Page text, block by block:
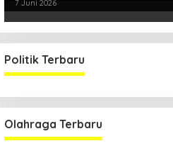
7 Juni 2026
Politik Terbaru
Olahraga Terbaru